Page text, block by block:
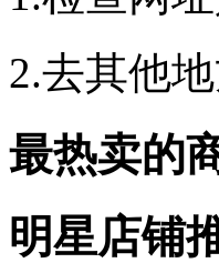
2.去其他地
最热卖的
明星店铺